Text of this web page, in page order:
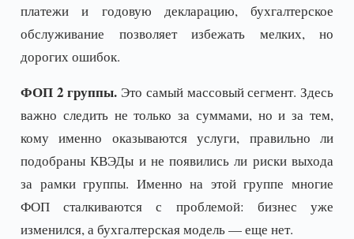
платежи и годовую декларацию, бухгалтерское
обслуживание позволяет избежать мелких, но
дорогих ошибок.
ФОП 2 группы. Это самый массовый сегмент. Здесь
важно следить не только за суммами, но и за тем,
кому именно оказываются услуги, правильно ли
подобраны КВЭДы и не появились ли риски выхода
за рамки группы. Именно на этой группе многие
ФОП сталкиваются с проблемой: бизнес уже
изменился, а бухгалтерская модель — еще нет.